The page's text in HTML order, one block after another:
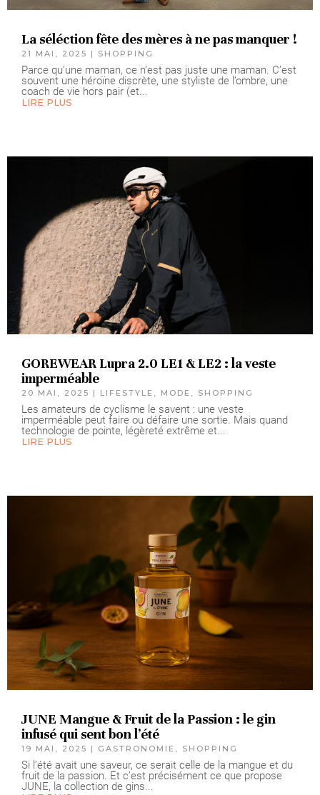
La séléction fête des mères à ne pas manquer !
21 MAI, 2025 | SHOPPING
Parce qu’une maman, ce n’est pas juste une maman. C’est
souvent une héroïne discrète, une styliste de l’ombre, une
coach de vie hors pair (et...
LIRE PLUS
GOREWEAR Lupra 2.0 LE1 & LE2 : la veste
imperméable
20 MAI, 2025 | LIFESTYLE , MODE , SHOPPING
Les amateurs de cyclisme le savent : une veste
imperméable peut faire ou défaire une sortie. Mais quand
technologie de pointe, légèreté extrême et...
LIRE PLUS
JUNE Mangue & Fruit de la Passion : le gin
infusé qui sent bon l’été
19 MAI, 2025 | GASTRONOMIE , SHOPPING
Si l’été avait une saveur, ce serait celle de la mangue et du
fruit de la passion. Et c’est précisément ce que propose
JUNE, la collection de gins...